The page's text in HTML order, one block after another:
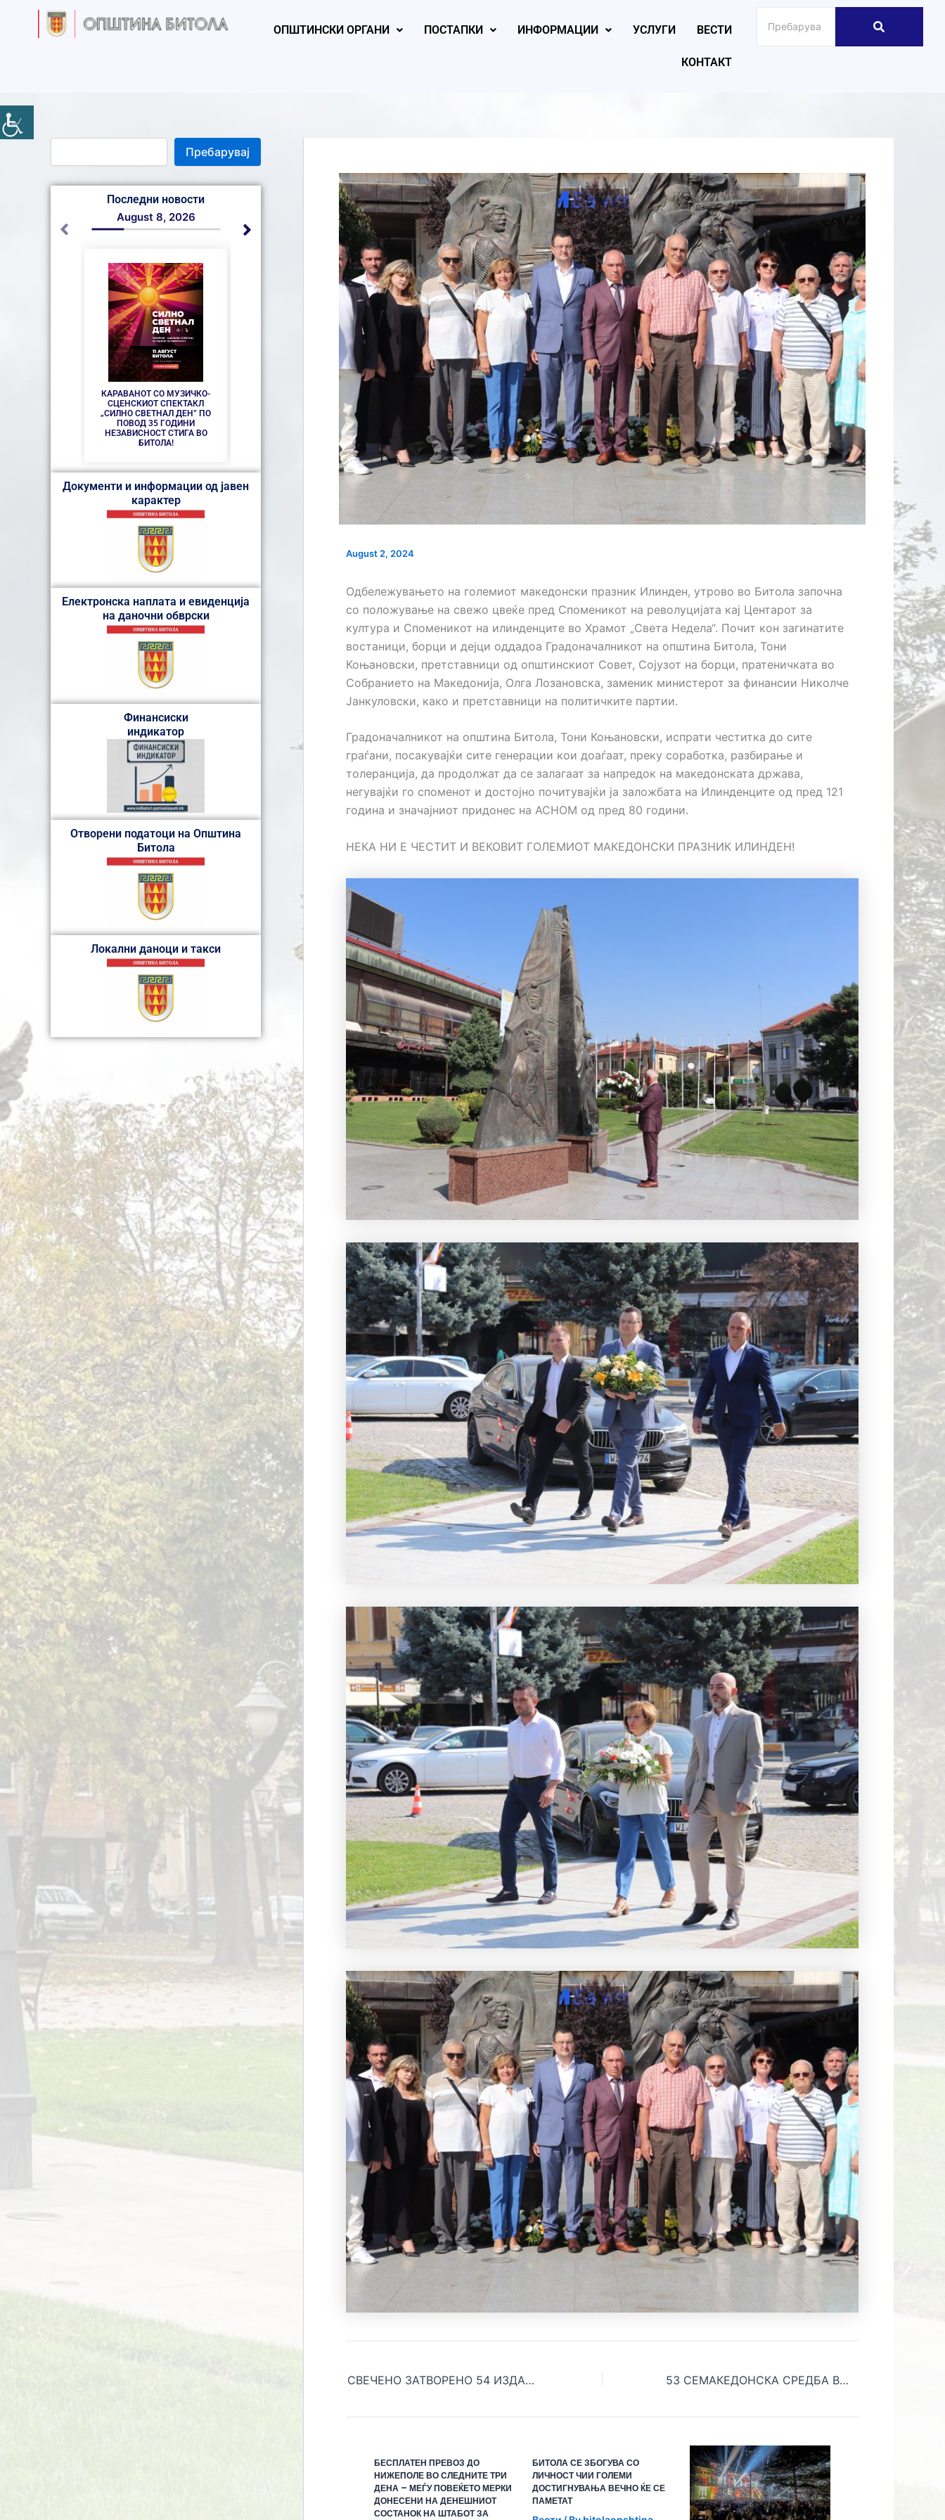
ОПШТИНСКИ ОРГАНИ ПОСТАПКИ ИНФОРМАЦИИ УСЛУГИ ВЕСТИ
КОНТАКТ
e
a
Пребарувај
Последни новости
КАРАВАНОТ СО МУЗИЧКО-
СЦЕНСКИОТ СПЕКТАКЛ
„СИЛНО СВЕТНАЛ ДЕН” ПО
ПОВОД 35 ГОДИНИ
НЕЗАВИСНОСТ СТИГА ВО
БИТОЛА!
August 8, 2026
СЕ АСФАЛТИРААТ УШТЕ ДВЕ
УЛИЦИ КАЈ ЗДРАВСТВEНИОТ
August 7, 2026
НОВ ПАРКИНГ ПРОСТОР ВО
ЦЕНТАРОТ НА ГРАДОТ
August 6, 2026
СЕ АСФАЛТИРА УЛИЦАТА
„КОЗАРА“
August 6, 2026
Документи и информации од јавен
карактер
Електронска наплата и евиденција
на даночни обврски
Финансиски
индикатор
Отворени податоци на Општина
Битола
Локални даноци и такси
August 2, 2024
Одбележувањето на големиот македонски празник Илинден, утрово во Битола започна
со положување на свежо цвеќе пред Споменикот на револуцијата кај Центарот за
култура и Споменикот на илинденците во Храмот „Света Недела“. Почит кон загинатите
востаници, борци и дејци оддадоа Градоначалникот на општина Битола, Тони
Коњановски, претставници од општинскиот Совет, Сојузот на борци, пратеничката во
Собранието на Македонија, Олга Лозановска, заменик министерот за финансии Николче
Јанкуловски, како и претставници на политичките партии.
Градоначалникот на општина Битола, Тони Коњановски, испрати честитка до сите
граѓани, посакувајќи сите генерации кои доаѓаат, преку соработка, разбирање и
толеранција, да продолжат да се залагаат за напредок на македонската држава,
негувајќи го споменот и достојно почитувајќи ја заложбата на Илинденците од пред 121
година и значајниот придонес на АСНОМ од пред 80 години.
НЕКА НИ Е ЧЕСТИТ И ВЕКОВИТ ГОЛЕМИОТ МАКЕДОНСКИ ПРАЗНИК ИЛИНДЕН!
СВЕЧЕНО ЗАТВОРЕНО 54 ИЗДАНИЕ НА РЕПУБЛИЧКИОТ ФЕСТИВАЛ НА НАРОДНИ ПЕСНИ И ИГРИ „ИЛИНДЕНСКИ ДЕНОВИ“ 53 СЕМАКЕДОНСКА СРЕДБА ВО ТРНОВО
БЕСПЛАТЕН ПРЕВОЗ ДО
НИЖЕПОЛЕ ВО СЛЕДНИТЕ ТРИ
ДЕНА – МЕЃУ ПОВЕЌЕТО МЕРКИ
ДОНЕСЕНИ НА ДЕНЕШНИОТ
СОСТАНОК НА ШТАБОТ ЗА
БИТОЛА СЕ ЗБОГУВА СО
ЛИЧНОСТ ЧИИ ГОЛЕМИ
ДОСТИГНУВАЊА ВЕЧНО ЌЕ СЕ
ПАМЕТАТ